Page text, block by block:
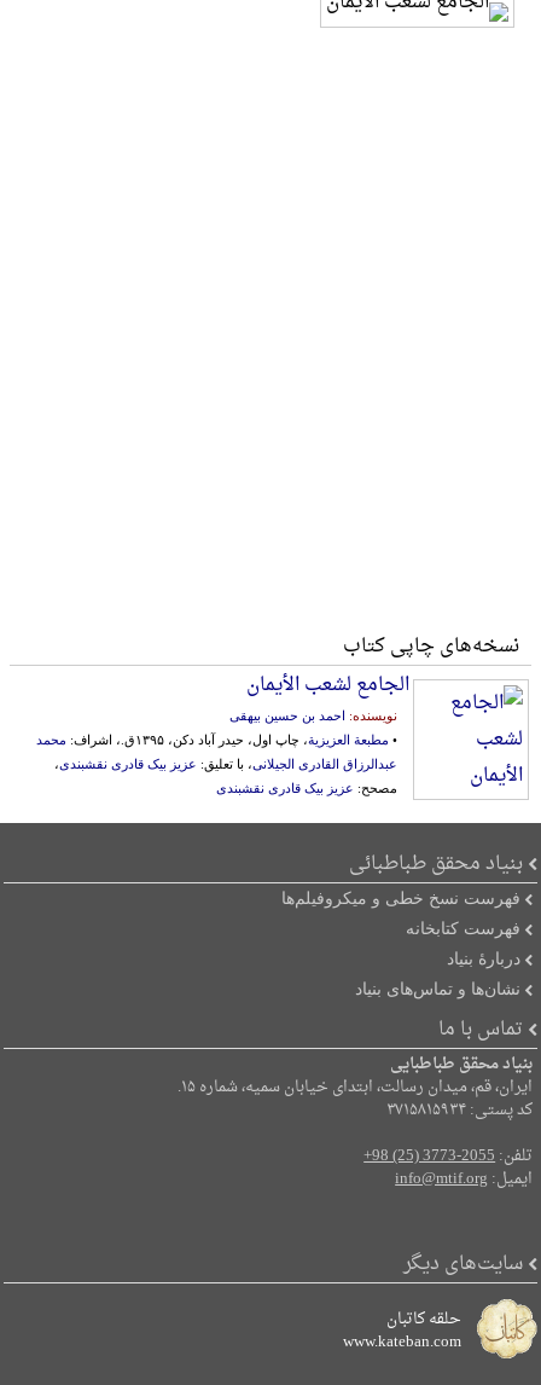
نسخه‌های چاپی کتاب
الجامع لشعب الأیمان
نویسنده: احمد بن حسین بیهقی
• مطبعة العزیزیة، چاپ اول، حیدر آباد دکن، ۱۳۹۵ق.، اشراف:
محمد
عبدالرزاق القادری الجیلانی، با تعلیق: عزیز بیک قادری نقشبندی،
مصحح: عزیز بیک قادری نقشبندی
بنیاد محقق طباطبائی
فهرست نسخ خطی و میکروفیلم‌ها
فهرست کتابخانه
دربارۀ بنیاد
نشان‌ها و تماس‌های بنیاد
تماس با ما
بنیاد محقق طباطبایی
ایران، قم، میدان رسالت، ابتدای خیابان سمیه، شماره ۱۵.
کد پستی: ۳۷۱۵۸۱۵۹۳۴
تلفن:+98 (25) 3773-2055
ایمیل:info@mtif.org
سایت‌های دیگر
حلقه کاتبان
www.kateban.com